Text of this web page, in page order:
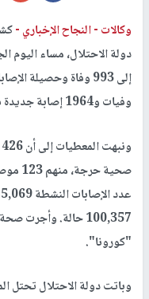
وكالات -النجاح الإخباري -
دولة الاحتلال، مساء اليوم
وفيات و1964 إصابة جديدة في الساعات الأخيرة.
صحية
"كورونا".